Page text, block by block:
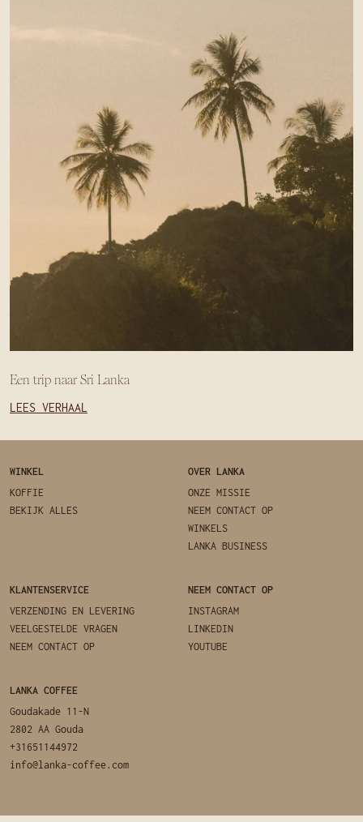
Een trip naar Sri Lanka
LEES VERHAAL
WINKEL
KOFFIE
BEKIJK ALLES
OVER LANKA
ONZE MISSIE
NEEM CONTACT OP
WINKELS
LANKA BUSINESS
KLANTENSERVICE
VERZENDING EN LEVERING
VEELGESTELDE VRAGEN
NEEM CONTACT OP
NEEM CONTACT OP
INSTAGRAM
LINKEDIN
YOUTUBE
LANKA COFFEE
Goudakade 11-N
2802 AA Gouda
+31651144972
info@lanka-coffee.com